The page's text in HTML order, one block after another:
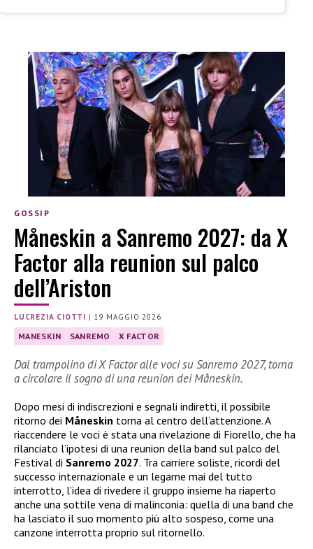
GOSSIP
Måneskin a Sanremo 2027: da X
Factor alla reunion sul palco
dell’Ariston
LUCREZIA CIOTTI | 19 MAGGIO 2026
MANESKIN SANREMO X FACTOR
Dal trampolino di X Factor alle voci su Sanremo 2027, torna
a circolare il sogno di una reunion dei Måneskin.
Dopo mesi di indiscrezioni e segnali indiretti, il possibile
ritorno dei Måneskin torna al centro dell’attenzione. A
riaccendere le voci è stata una rivelazione di Fiorello, che ha
rilanciato l’ipotesi di una reunion della band sul palco del
Festival di Sanremo 2027. Tra carriere soliste, ricordi del
successo internazionale e un legame mai del tutto
interrotto, l’idea di rivedere il gruppo insieme ha riaperto
anche una sottile vena di malinconia: quella di una band che
ha lasciato il suo momento più alto sospeso, come una
canzone interrotta proprio sul ritornello.